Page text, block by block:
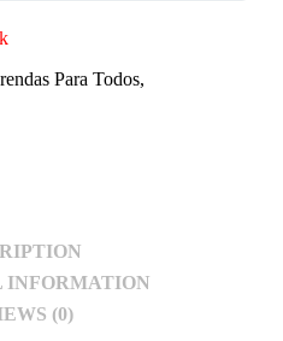
Para Todos,
(0)